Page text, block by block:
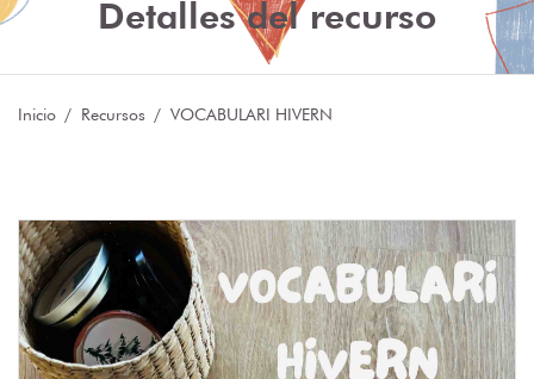
Detalles del recurso
Inicio Recursos VOCABULARI HIVERN